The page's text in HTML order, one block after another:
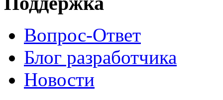
Вопрос-Ответ
Блог разработчика
Новости